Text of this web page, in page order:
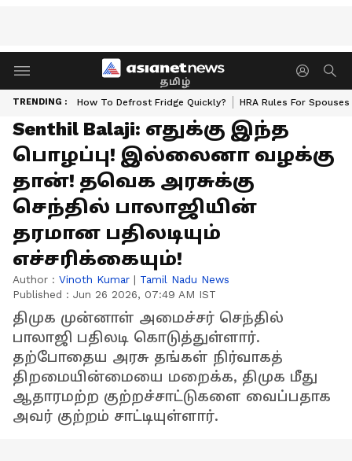
தமிழ்
TRENDING : How To Defrost Fridge Quickly? HRA Rules For Spouses
Senthil Balaji: எதுக்கு இந்த
பொழப்பு! இல்லைனா வழக்கு
தான்! தவெக அரசுக்கு
செந்தில் பாலாஜியின்
தரமான பதிலடியும்
எச்சரிக்கையும்!
Author : Vinoth Kumar | Tamil Nadu News
Published : Jun 26 2026, 07:49 AM IST
திமுக முன்னாள் அமைச்சர் செந்தில்
பாலாஜி பதிலடி கொடுத்துள்ளார்.
தற்போதைய அரசு தங்கள் நிர்வாகத்
திறமையின்மையை மறைக்க, திமுக மீது
ஆதாரமற்ற குற்றச்சாட்டுகளை வைப்பதாக
அவர் குற்றம் சாட்டியுள்ளார்.